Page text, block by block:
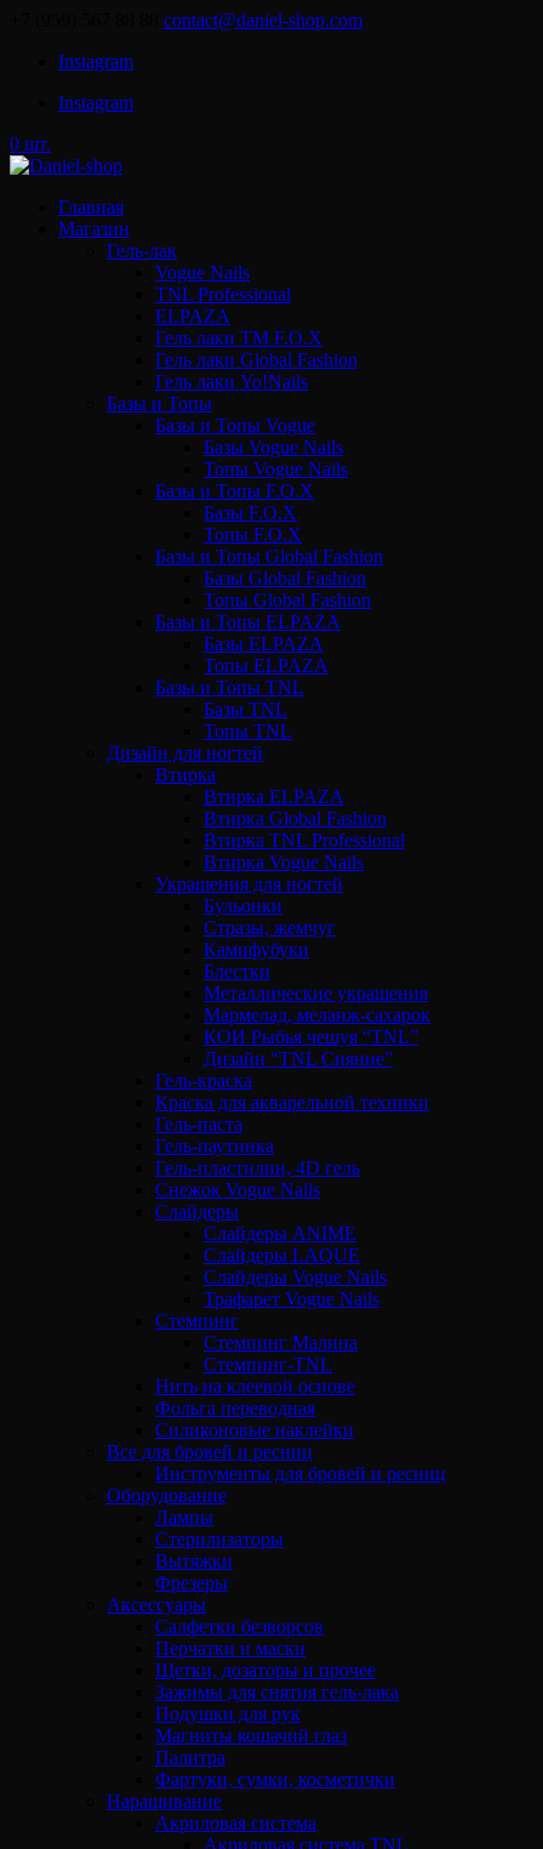
contact@daniel-shop.com
Instagram
Instagram
0 шт.
Главная
Магазин
Гель-лак
Vogue Nails
TNL Professional
ELPAZA
Гель лаки ТМ F.O.X
Гель лаки Global Fashion
Гель лаки Yo!Nails
Базы и Топы
Базы и Топы Vogue
Базы Vogue Nails
Топы Vogue Nails
Базы и Топы F.O.X
Базы F.O.X
Топы F.O.X
Базы и Топы Global Fashion
Базы Global Fashion
Топы Global Fashion
Базы и Топы ELPAZA
Базы ELPAZA
Топы ELPAZA
Базы и Топы TNL
Базы TNL
Топы TNL
Дизайн для ногтей
Втирка
Втирка ELPAZA
Втирка Global Fashion
Втирка TNL Professional
Втирка Vogue Nails
Украшения для ногтей
Бульонки
Стразы, жемчуг
Камифубуки
Блестки
Металлические украшения
Мармелад, меланж-сахарок
КОИ Рыбья чешуя “TNL”
Дизайн “TNL Сияние”
Гель-краска
Краска для акварельной техники
Гель-паста
Гель-паутинка
Гель-пластилин, 4D гель
Снежок Vogue Nails
Слайдеры
Слайдеры ANIME
Слайдеры LAQUE
Слайдеры Vogue Nails
Трафарет Vogue Nails
Стемпинг
Стемпинг Малина
Стемпинг-TNL
Нить на клеевой основе
Фольга переводная
Силиконовые наклейки
Все для бровей и ресниц
Инструменты для бровей и ресниц
Оборудование
Лампы
Стерилизаторы
Вытяжки
Фрезеры
Аксессуары
Салфетки безворсов
Перчатки и маски
Щетки, дозаторы и прочее
Зажимы для снятия гель-лака
Подушки для рук
Магниты кошачий глаз
Палитра
Фартуки, сумки, косметички
Наращивание
Акриловая система
Акриловая система TNL